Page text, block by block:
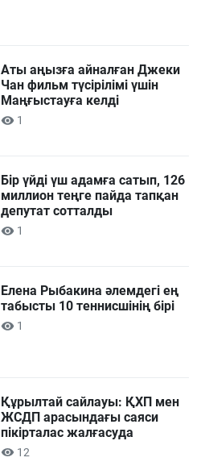
Аты аңызға айналған Джеки
Чан фильм түсірілімі үшін
Маңғыстауға келді
1
Бір үйді үш адамға сатып, 126
миллион теңге пайда тапқан
депутат сотталды
1
Елена Рыбакина әлемдегі ең
табысты 10 теннисшінің бірі
1
Құрылтай сайлауы: ҚХП мен
ЖСДП арасындағы саяси
пікірталас жалғасуда
12